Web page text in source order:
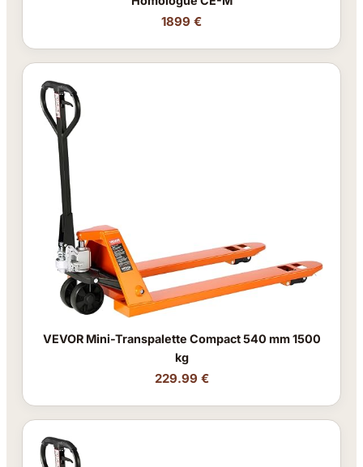
1899 €
VEVOR Mini-Transpalette Compact 540 mm 1500
kg
229.99 €